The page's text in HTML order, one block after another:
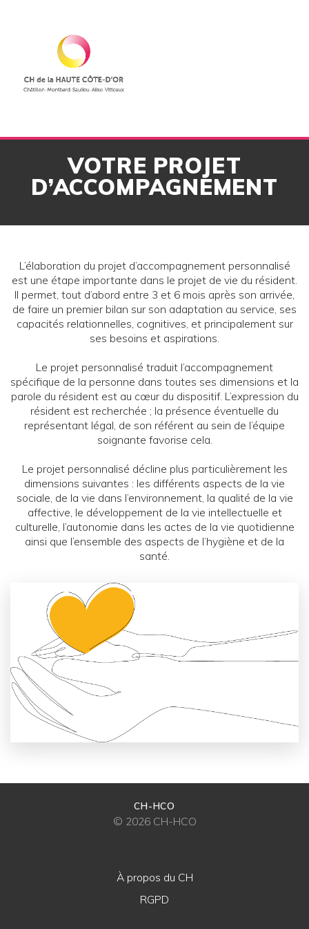
VOTRE PROJET
D’ACCOMPAGNEMENT
L’élaboration du projet d’accompagnement personnalisé
est une étape importante dans le projet de vie du résident.
Il permet, tout d’abord entre 3 et 6 mois après son arrivée,
de faire un premier bilan sur son adaptation au service, ses
capacités relationnelles, cognitives, et principalement sur
ses besoins et aspirations.
Le projet personnalisé traduit l’accompagnement
spécifique de la personne dans toutes ses dimensions et la
parole du résident est au cœur du dispositif. L’expression du
résident est recherchée ; la présence éventuelle du
représentant légal, de son référent au sein de l’équipe
soignante favorise cela.
Le projet personnalisé décline plus particulièrement les
dimensions suivantes : les différents aspects de la vie
sociale, de la vie dans l’environnement, la qualité de la vie
affective, le développement de la vie intellectuelle et
culturelle, l’autonomie dans les actes de la vie quotidienne
ainsi que l’ensemble des aspects de l’hygiène et de la
santé.
CH-HCO
© 2026 CH-HCO
À propos du CH
RGPD